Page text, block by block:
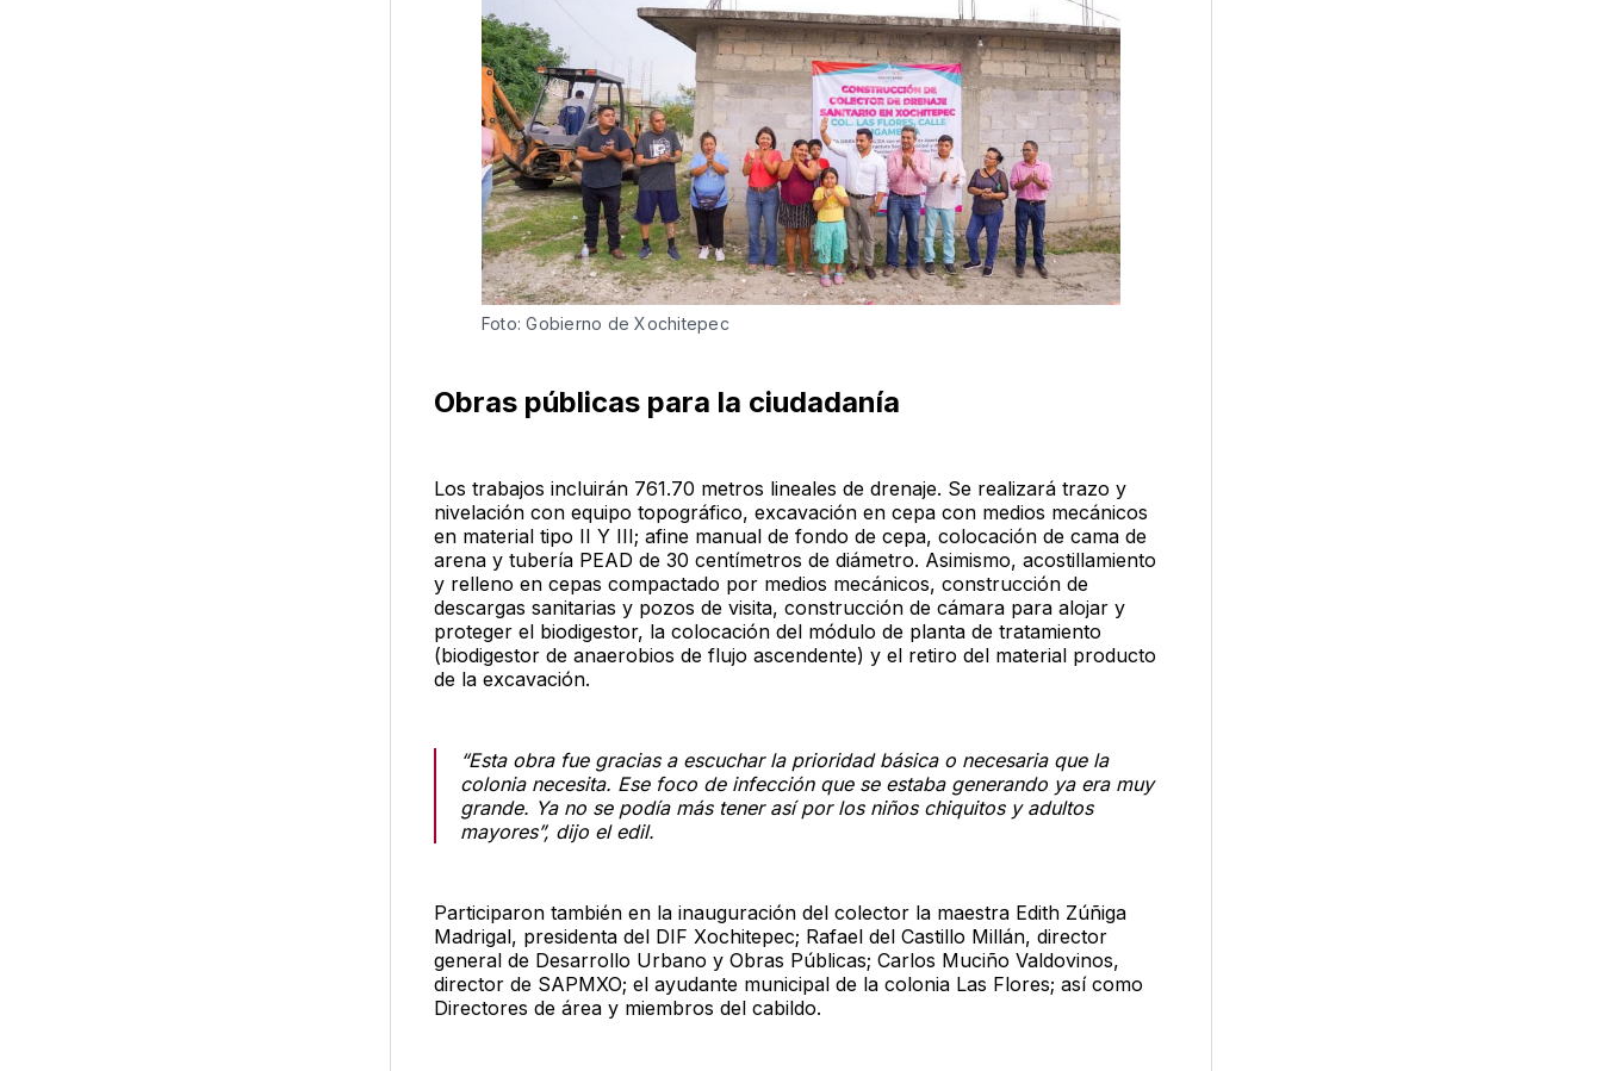
Foto: Gobierno de Xochitepec
Obras públicas para la ciudadanía
Los trabajos incluirán 761.70 metros lineales de drenaje. Se realizará trazo y
nivelación con equipo topográfico, excavación en cepa con medios mecánicos
en material tipo II Y III; afine manual de fondo de cepa, colocación de cama de
arena y tubería PEAD de 30 centímetros de diámetro. Asimismo, acostillamiento
y relleno en cepas compactado por medios mecánicos, construcción de
descargas sanitarias y pozos de visita, construcción de cámara para alojar y
proteger el biodigestor, la colocación del módulo de planta de tratamiento
(biodigestor de anaerobios de flujo ascendente) y el retiro del material producto
de la excavación.
“Esta obra fue gracias a escuchar la prioridad básica o necesaria que la
colonia necesita. Ese foco de infección que se estaba generando ya era muy
grande. Ya no se podía más tener así por los niños chiquitos y adultos
mayores”, dijo el edil.
Participaron también en la inauguración del colector la maestra Edith Zúñiga
Madrigal, presidenta del DIF Xochitepec; Rafael del Castillo Millán, director
general de Desarrollo Urbano y Obras Públicas; Carlos Muciño Valdovinos,
director de SAPMXO; el ayudante municipal de la colonia Las Flores; así como
Directores de área y miembros del cabildo.